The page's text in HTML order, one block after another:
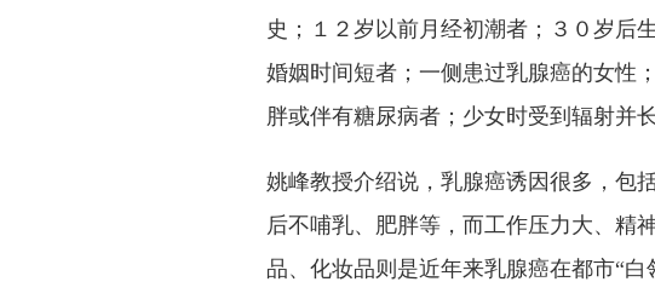
史；１２岁以前月经初潮者；３０岁后
婚姻时间短者；一侧患过乳腺癌的女性
胖或伴有糖尿病者；少女时受到辐射并
姚峰教授介绍说，乳腺癌诱因很多，包
后不哺乳、肥胖等，而工作压力大、精
品、化妆品则是近年来乳腺癌在都市“